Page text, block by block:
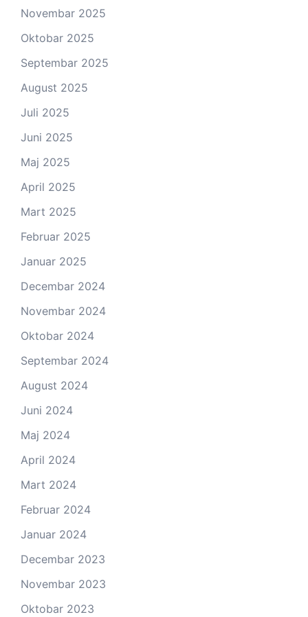
Novembar 2025
Oktobar 2025
Septembar 2025
August 2025
Juli 2025
Juni 2025
Maj 2025
April 2025
Mart 2025
Februar 2025
Januar 2025
Decembar 2024
Novembar 2024
Oktobar 2024
Septembar 2024
August 2024
Juni 2024
Maj 2024
April 2024
Mart 2024
Februar 2024
Januar 2024
Decembar 2023
Novembar 2023
Oktobar 2023